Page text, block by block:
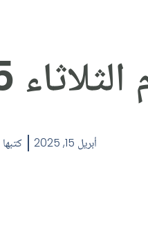
15-04-2025
أبريل 15, 2025
كتبها